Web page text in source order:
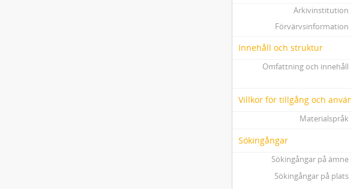
Arkivinstitution
Förvärvsinformation
Innehåll och struktur
Omfattning och innehåll
Villkor för tillgång och
Materialspråk
Sökingångar
Sökingångar på ämne
Sökingångar på plats